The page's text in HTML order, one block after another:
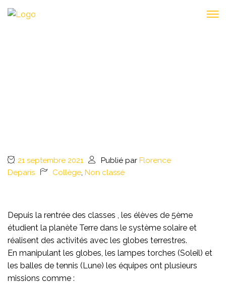
21 septembre 2021 Publié par Florence
Deparis
Collège, Non classé
Depuis la rentrée des classes , les élèves de 5ème
étudient la planète Terre dans le système solaire et
réalisent des activités avec les globes terrestres.
En manipulant les globes, les lampes torches (Soleil) et
les balles de tennis (Lune) les équipes ont plusieurs
missions comme :